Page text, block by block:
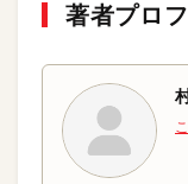
著者プロ